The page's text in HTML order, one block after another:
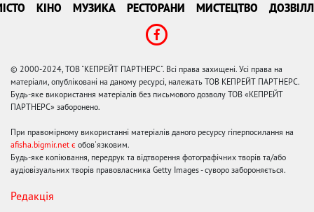
КІНО МУЗИКА РЕСТОРАНИ МИСТЕЦТВО
© 2000-2024, ТОВ "КЕПРЕЙТ ПАРТНЕРС". Всі права захищені. Усі права на
матеріали, опубліковані на даному ресурсі, належать ТОВ КЕПРЕЙТ ПАРТНЕРС.
Будь-яке використання матеріалів без письмового дозволу ТОВ «КЕПРЕЙТ
ПАРТНЕРС» заборонено.
При правомірному використанні матеріалів даного ресурсу гіперпосилання на
afisha.bigmir.net є обов'язковим.
Будь-яке копіювання, передрук та відтворення фотографічних творів та/або
аудіовізуальних творів правовласника Getty Images - суворо забороняється.
Редакція